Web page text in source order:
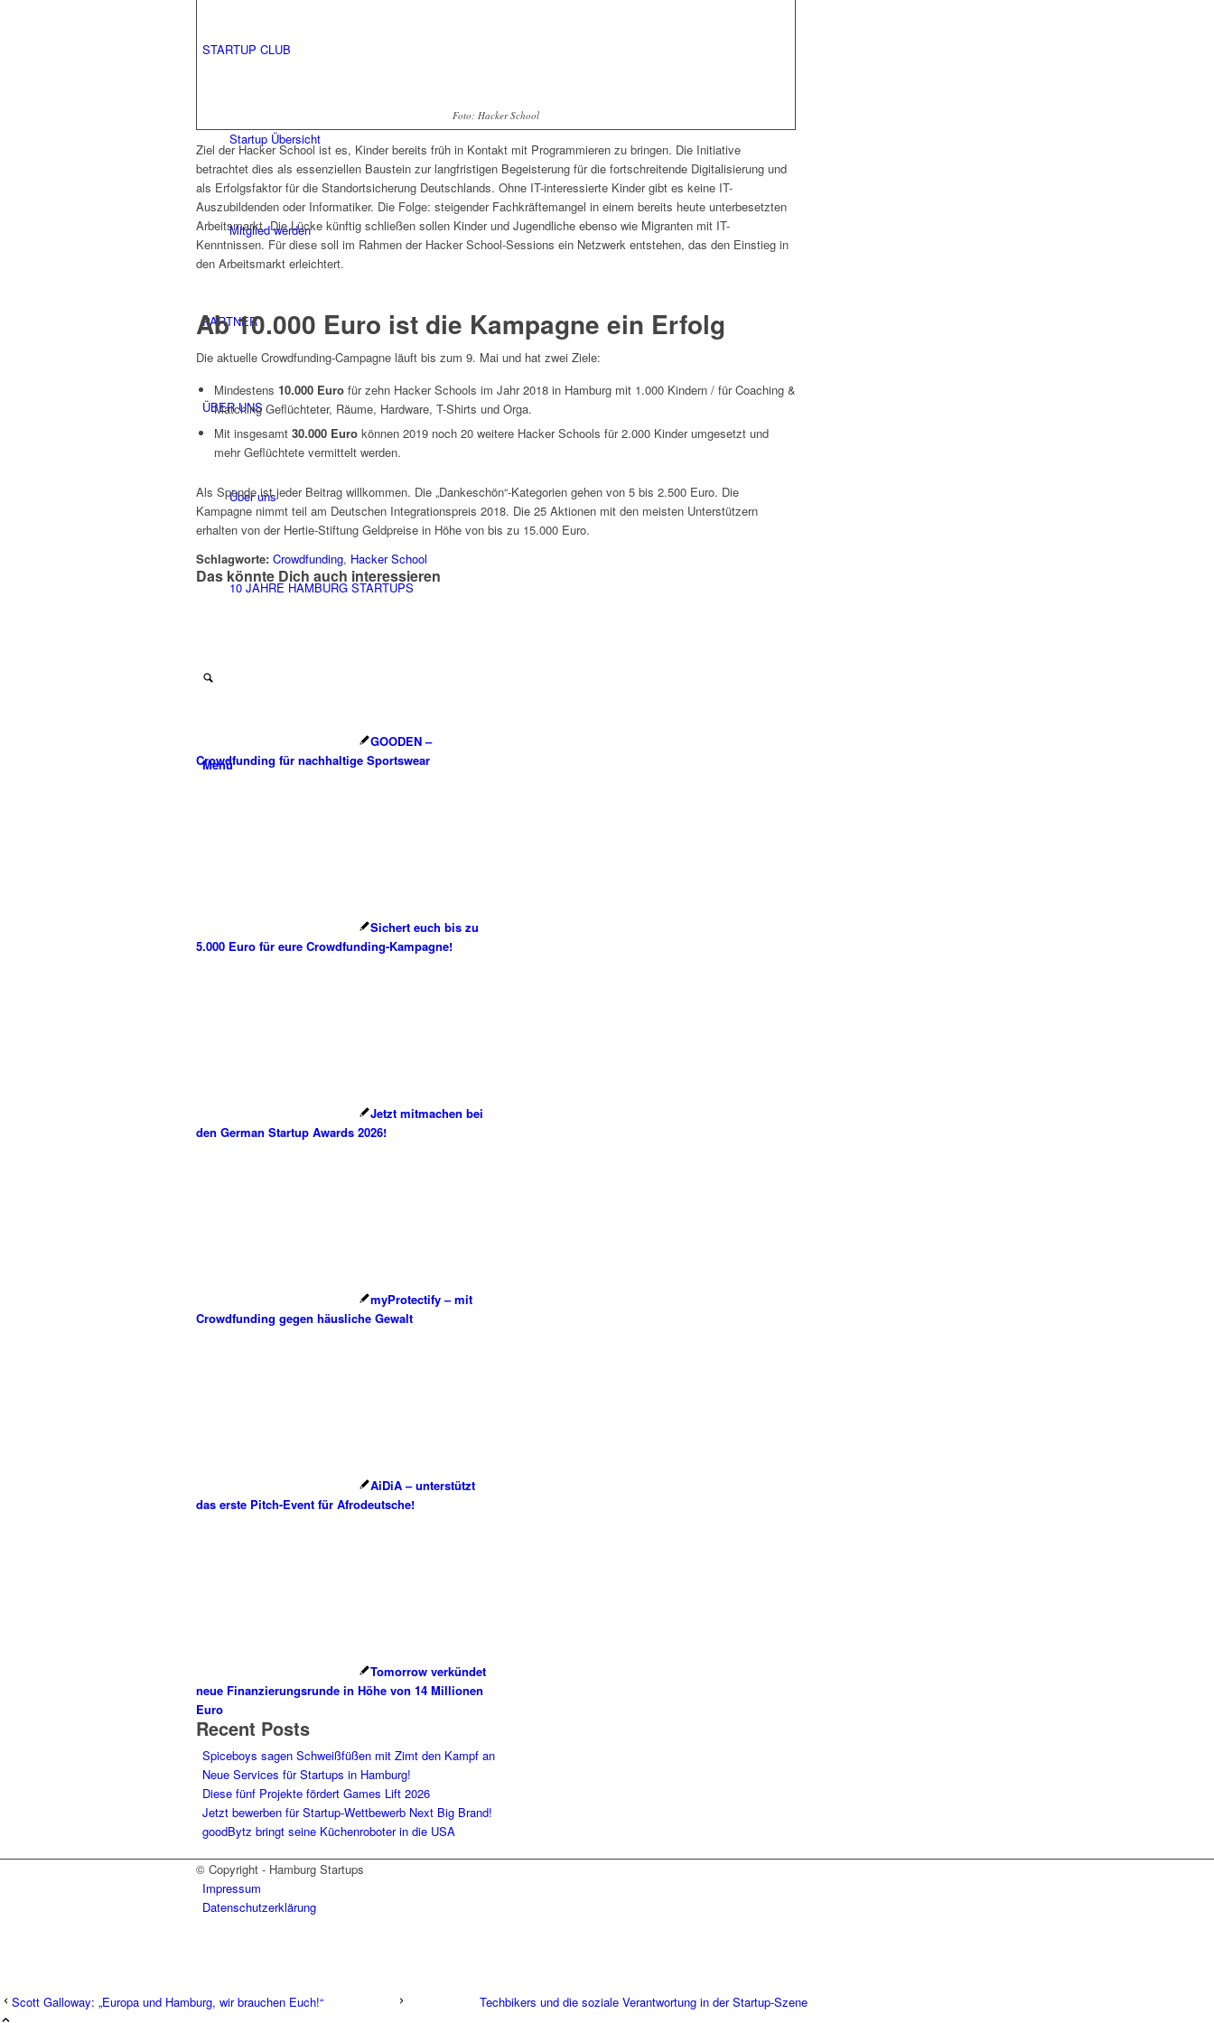
STARTUP CLUB
Startup Übersicht
Mitglied werden
PARTNER
ÜBER UNS
Über uns
10 JAHRE HAMBURG STARTUPS
Menü
Foto: Hacker School
Ziel der Hacker School ist es, Kinder bereits früh in Kontakt mit Programmieren zu bringen. Die Initiative
betrachtet dies als essenziellen Baustein zur langfristigen Begeisterung für die fortschreitende Digitalisierung und
als Erfolgsfaktor für die Standortsicherung Deutschlands. Ohne IT-interessierte Kinder gibt es keine IT-
Auszubildenden oder Informatiker. Die Folge: steigender Fachkräftemangel in einem bereits heute unterbesetzten
Arbeitsmarkt. Die Lücke künftig schließen sollen Kinder und Jugendliche ebenso wie Migranten mit IT-
Kenntnissen. Für diese soll im Rahmen der Hacker School-Sessions ein Netzwerk entstehen, das den Einstieg in
den Arbeitsmarkt erleichtert.
Ab 10.000 Euro ist die Kampagne ein Erfolg
Die aktuelle Crowdfunding-Campagne läuft bis zum 9. Mai und hat zwei Ziele:
Mindestens 10.000 Euro für zehn Hacker Schools im Jahr 2018 in Hamburg mit 1.000 Kindern / für Coaching &
Matching Geflüchteter, Räume, Hardware, T-Shirts und Orga.
Mit insgesamt 30.000 Euro können 2019 noch 20 weitere Hacker Schools für 2.000 Kinder umgesetzt und
mehr Geflüchtete vermittelt werden.
Als Spende ist jeder Beitrag willkommen. Die „Dankeschön“-Kategorien gehen von 5 bis 2.500 Euro. Die
Kampagne nimmt teil am Deutschen Integrationspreis 2018. Die 25 Aktionen mit den meisten Unterstützern
erhalten von der Hertie-Stiftung Geldpreise in Höhe von bis zu 15.000 Euro.
Schlagworte: Crowdfunding, Hacker School
Das könnte Dich auch interessieren
GOODEN –
Crowdfunding für nachhaltige Sportswear
Sichert euch bis zu
5.000 Euro für eure Crowdfunding-Kampagne!
Jetzt mitmachen bei
den German Startup Awards 2026!
myProtectify – mit
Crowdfunding gegen häusliche Gewalt
AiDiA – unterstützt
das erste Pitch-Event für Afrodeutsche!
Tomorrow verkündet
neue Finanzierungsrunde in Höhe von 14 Millionen
Euro
Recent Posts
Spiceboys sagen Schweißfüßen mit Zimt den Kampf an
Neue Services für Startups in Hamburg!
Diese fünf Projekte fördert Games Lift 2026
Jetzt bewerben für Startup-Wettbewerb Next Big Brand!
goodBytz bringt seine Küchenroboter in die USA
© Copyright - Hamburg Startups
Impressum
Datenschutzerklärung
Scott Galloway: „Europa und Hamburg, wir brauchen Euch!“ Techbikers und die soziale Verantwortung in der Startup-Szene